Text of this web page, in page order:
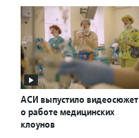
АСИ выпустило видеосюжет
о работе медицинских
клоунов